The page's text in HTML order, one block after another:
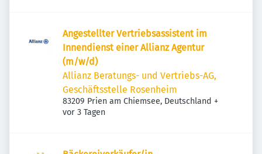
Angestellter Vertriebsassistent im
Innendienst einer Allianz Agentur
(m/w/d)
Allianz Beratungs- und Vertriebs-AG,
Geschäftsstelle Rosenheim
83209 Prien am Chiemsee, Deutschland +
Veröffentlicht
vor 3 Tagen